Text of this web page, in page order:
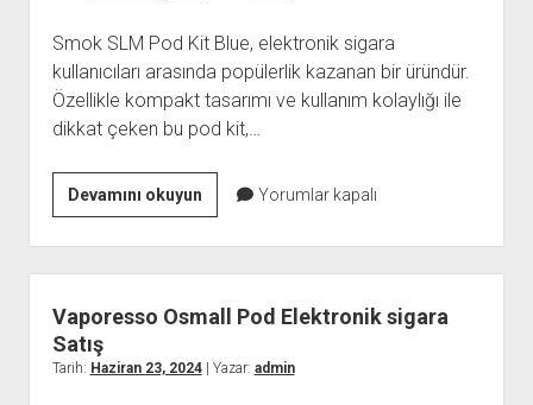
Fiyatları
Ve
Çeşitleri
Smok SLM Pod Kit Blue, elektronik sigara
kullanıcıları arasında popülerlik kazanan bir üründür.
Özellikle kompakt tasarımı ve kullanım kolaylığı ile
dikkat çeken bu pod kit,…
Devamını okuyunSmok
SLM
Pod
Kit
Blue
Ve
Yorumlar kapalı
Vaporesso Osmall Pod Elektronik sigara
Satış
Tarih: Haziran 23, 2024| Yazar: admin